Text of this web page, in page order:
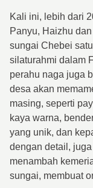
Kali ini, lebih dari
Panyu, Haizhu
sungai Chebei
silaturahmi dalam
perahu naga juga
desa akan
masing, seperti
kaya warna,
yang unik, dan
dengan detail,
menambah
sungai, membuat